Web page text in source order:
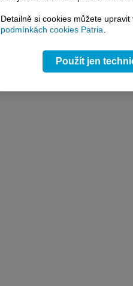
Detailně si cookies můžete
podmínkách cookies Patria.
Použít jen